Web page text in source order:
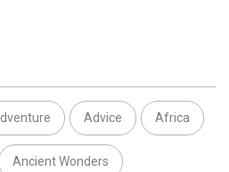
Advice Africa
Ancient Wonders